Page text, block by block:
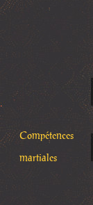
Compétences
martiales